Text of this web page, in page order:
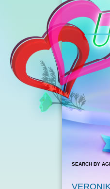
SEARCH BY